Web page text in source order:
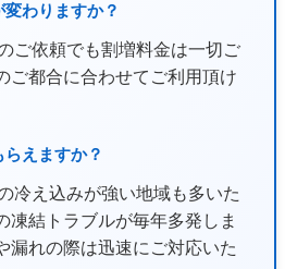
わりますか？
ご依頼でも割増料金は一切ご
ご都合に合わせてご利用頂け
えますか？
冷え込みが強い地域も多いた
凍結トラブルが毎年多発しま
漏れの際は迅速にご対応いた